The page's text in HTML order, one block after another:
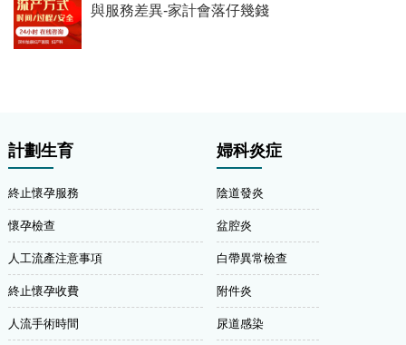
與服務差異-家計會落仔幾錢
計劃生育
終止懷孕服務
懷孕檢查
人工流產注意事項
終止懷孕收費
人流手術時間
婦科炎症
陰道發炎
盆腔炎
白帶異常檢查
附件炎
尿道感染